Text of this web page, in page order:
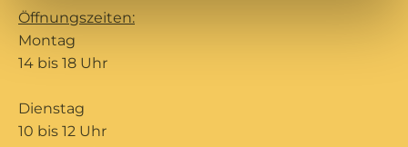
Öffnungszeiten:
Montag
14 bis 18 Uhr
Dienstag
10 bis 12 Uhr